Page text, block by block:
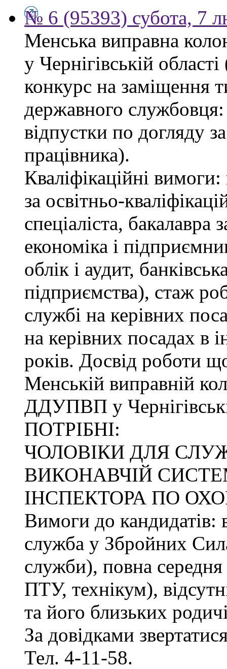
№ 6 (95393) субота, 7
Менська виправна
у Чернігівській
конкурс на заміщення
державного
відпустки по догляду
працівника).
Кваліфікаційні
за освітньо-
спеціаліста,
економіка і
облік і аудит,
підприємства), стаж
службі на керівних
на керівних посадах в
років. Досвід роботи
Менській виправній
ДДУПВП у
ПОТРІБНІ:
ЧОЛОВІКИ ДЛЯ
ВИКОНАВЧІЙ
ІНСПЕКТОРА ПО
Вимоги до кандидатів:
служба у Збройних
служби), повна середня
ПТУ, технікум),
та його близьких
За довідками
Тел. 4-11-58.